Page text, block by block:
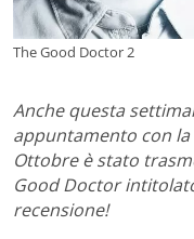
The Good Doctor 2
Anche questa
appuntamento con
Ottobre è stato
Good Doctor
recensione!